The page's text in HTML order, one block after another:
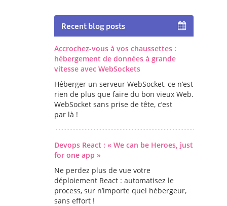
Recent blog posts
Accrochez-vous à vos chaussettes :
hébergement de données à grande
vitesse avec WebSockets
Héberger un serveur WebSocket, ce n’est
rien de plus que faire du bon vieux Web.
WebSocket sans prise de tête, c’est
par là !
Devops React : « We can be Heroes, just
for one app »
Ne perdez plus de vue votre
déploiement React : automatisez le
process, sur n’importe quel hébergeur,
sans effort !